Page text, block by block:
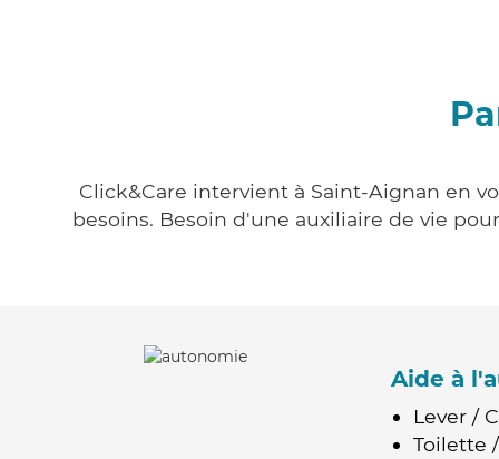
Click&Care intervient à Saint-Aignan en
besoins. Besoin d'une auxiliaire de vie
Aide à
Lever /
Toilette